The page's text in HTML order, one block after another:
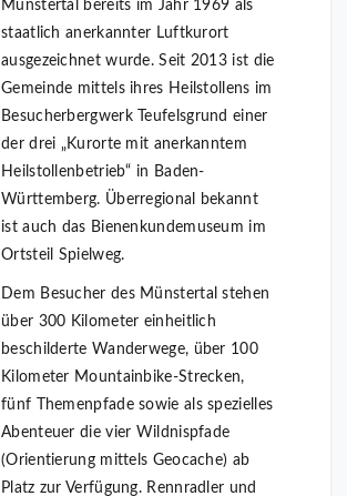
Münstertal bereits im Jahr 1969 als
staatlich anerkannter Luftkurort
ausgezeichnet wurde. Seit 2013 ist die
Gemeinde mittels ihres Heilstollens im
Besucherbergwerk Teufelsgrund einer
der drei „Kurorte mit anerkanntem
Heilstollenbetrieb“ in Baden-
Württemberg. Überregional bekannt
ist auch das Bienenkundemuseum im
Ortsteil Spielweg.
Dem Besucher des Münstertal stehen
über 300 Kilometer einheitlich
beschilderte Wanderwege, über 100
Kilometer Mountainbike-Strecken,
fünf Themenpfade sowie als spezielles
Abenteuer die vier Wildnispfade
(Orientierung mittels Geocache) ab
Platz zur Verfügung. Rennradler und